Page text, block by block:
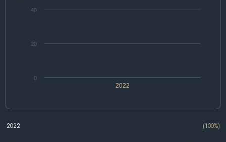
2022
0
20
40
2022 (100%)